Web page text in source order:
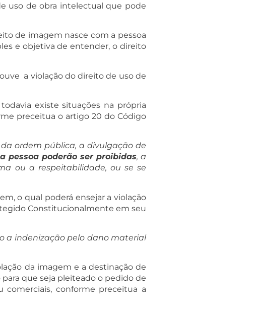
uso de obra intelectual que pode
de imagem nasce com a pessoa
e objetiva de entender, o direito
a violação do direito de uso de
existe situações na própria
preceitua o artigo 20 do Código
ordem pública, a divulgação de
pessoa poderão ser proibidas, a
ou a respeitabilidade, ou se se
o qual poderá ensejar a violação
Constitucionalmente em seu
a indenização pelo dano material
da imagem e a destinação de
que seja pleiteado o pedido de
conforme preceitua a